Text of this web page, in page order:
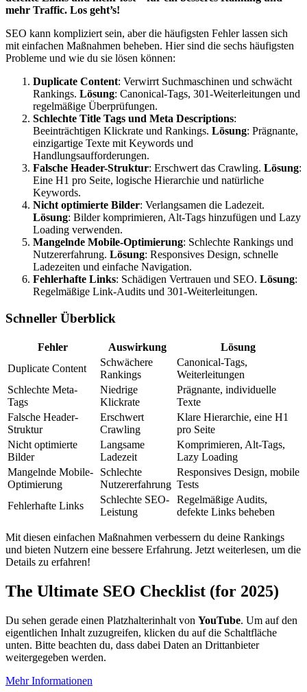
mehr Traffic. Los geht’s!
SEO kann kompliziert sein, aber die häufigsten Fehler lassen sich
mit einfachen Maßnahmen beheben. Hier sind die sechs häufigsten
Probleme und wie du sie lösen können:
Duplicate Content: Verwirrt Suchmaschinen und schwächt
Rankings. Lösung: Canonical-Tags, 301-Weiterleitungen und
regelmäßige Überprüfungen.
Schlechte Title Tags und Meta Descriptions:
Beeinträchtigen Klickrate und Rankings. Lösung: Prägnante,
einzigartige Texte mit Keywords und
Handlungsaufforderungen.
Falsche Header-Struktur: Erschwert das Crawling. Lösung:
Eine H1 pro Seite, logische Hierarchie und natürliche
Keywords.
Nicht optimierte Bilder: Verlangsamen die Ladezeit.
Lösung: Bilder komprimieren, Alt-Tags hinzufügen und Lazy
Loading verwenden.
Mangelnde Mobile-Optimierung: Schlechte Rankings und
Nutzererfahrung. Lösung: Responsives Design, schnelle
Ladezeiten und einfache Navigation.
Fehlerhafte Links: Schädigen Vertrauen und SEO. Lösung:
Regelmäßige Link-Audits und 301-Weiterleitungen.
Schneller Überblick
Fehler Auswirkung
Lösung
Duplicate Content
Schwächere
Rankings
Canonical-Tags,
Weiterleitungen
Schlechte Meta-
Tags
Niedrige
Klickrate
Prägnante, individuelle
Texte
Falsche Header-
Struktur
Erschwert
Crawling
Klare Hierarchie, eine H1
pro Seite
Nicht optimierte
Bilder
Langsame
Ladezeit
Komprimieren, Alt-Tags,
Lazy Loading
Mangelnde Mobile-
Optimierung
Schlechte
Nutzererfahrung
Responsives Design, mobile
Tests
Fehlerhafte Links
Schlechte SEO-
Leistung
Regelmäßige Audits,
defekte Links beheben
Mit diesen einfachen Maßnahmen verbessern du deine Rankings
und bieten Nutzern eine bessere Erfahrung. Jetzt weiterlesen, um die
Details zu erfahren!
The Ultimate SEO Checklist (for 2025)
Du sehen gerade einen Platzhalterinhalt von YouTube. Um auf den
eigentlichen Inhalt zuzugreifen, klicken du auf die Schaltfläche
unten. Bitte beachten du, dass dabei Daten an Drittanbieter
weitergegeben werden.
Mehr Informationen